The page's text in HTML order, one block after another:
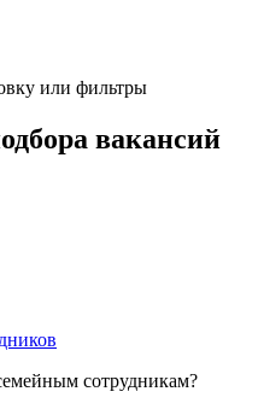
или фильтры
вакансий
сотрудникам?